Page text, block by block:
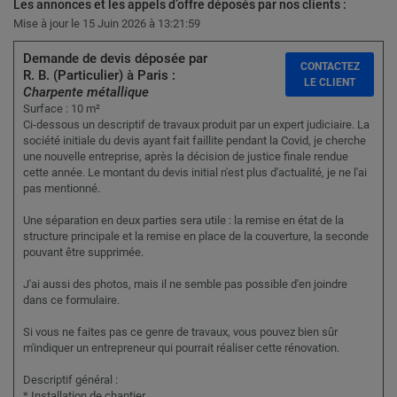
Les annonces et les appels d’offre déposés par nos clients :
Mise à jour le 15 Juin 2026 à 13:21:59
Demande de devis déposée par
R. B. (Particulier) à Paris :
Charpente métallique
Surface : 10 m²
Ci-dessous un descriptif de travaux produit par un expert judiciaire. La
société initiale du devis ayant fait faillite pendant la Covid, je cherche
une nouvelle entreprise, après la décision de justice finale rendue
cette année. Le montant du devis initial n'est plus d'actualité, je ne l'ai
pas mentionné.
Une séparation en deux parties sera utile : la remise en état de la
structure principale et la remise en place de la couverture, la seconde
pouvant être supprimée.
J'ai aussi des photos, mais il ne semble pas possible d'en joindre
dans ce formulaire.
Si vous ne faites pas ce genre de travaux, vous pouvez bien sûr
m'indiquer un entrepreneur qui pourrait réaliser cette rénovation.
Descriptif général :
CONTACTEZ
LE CLIENT